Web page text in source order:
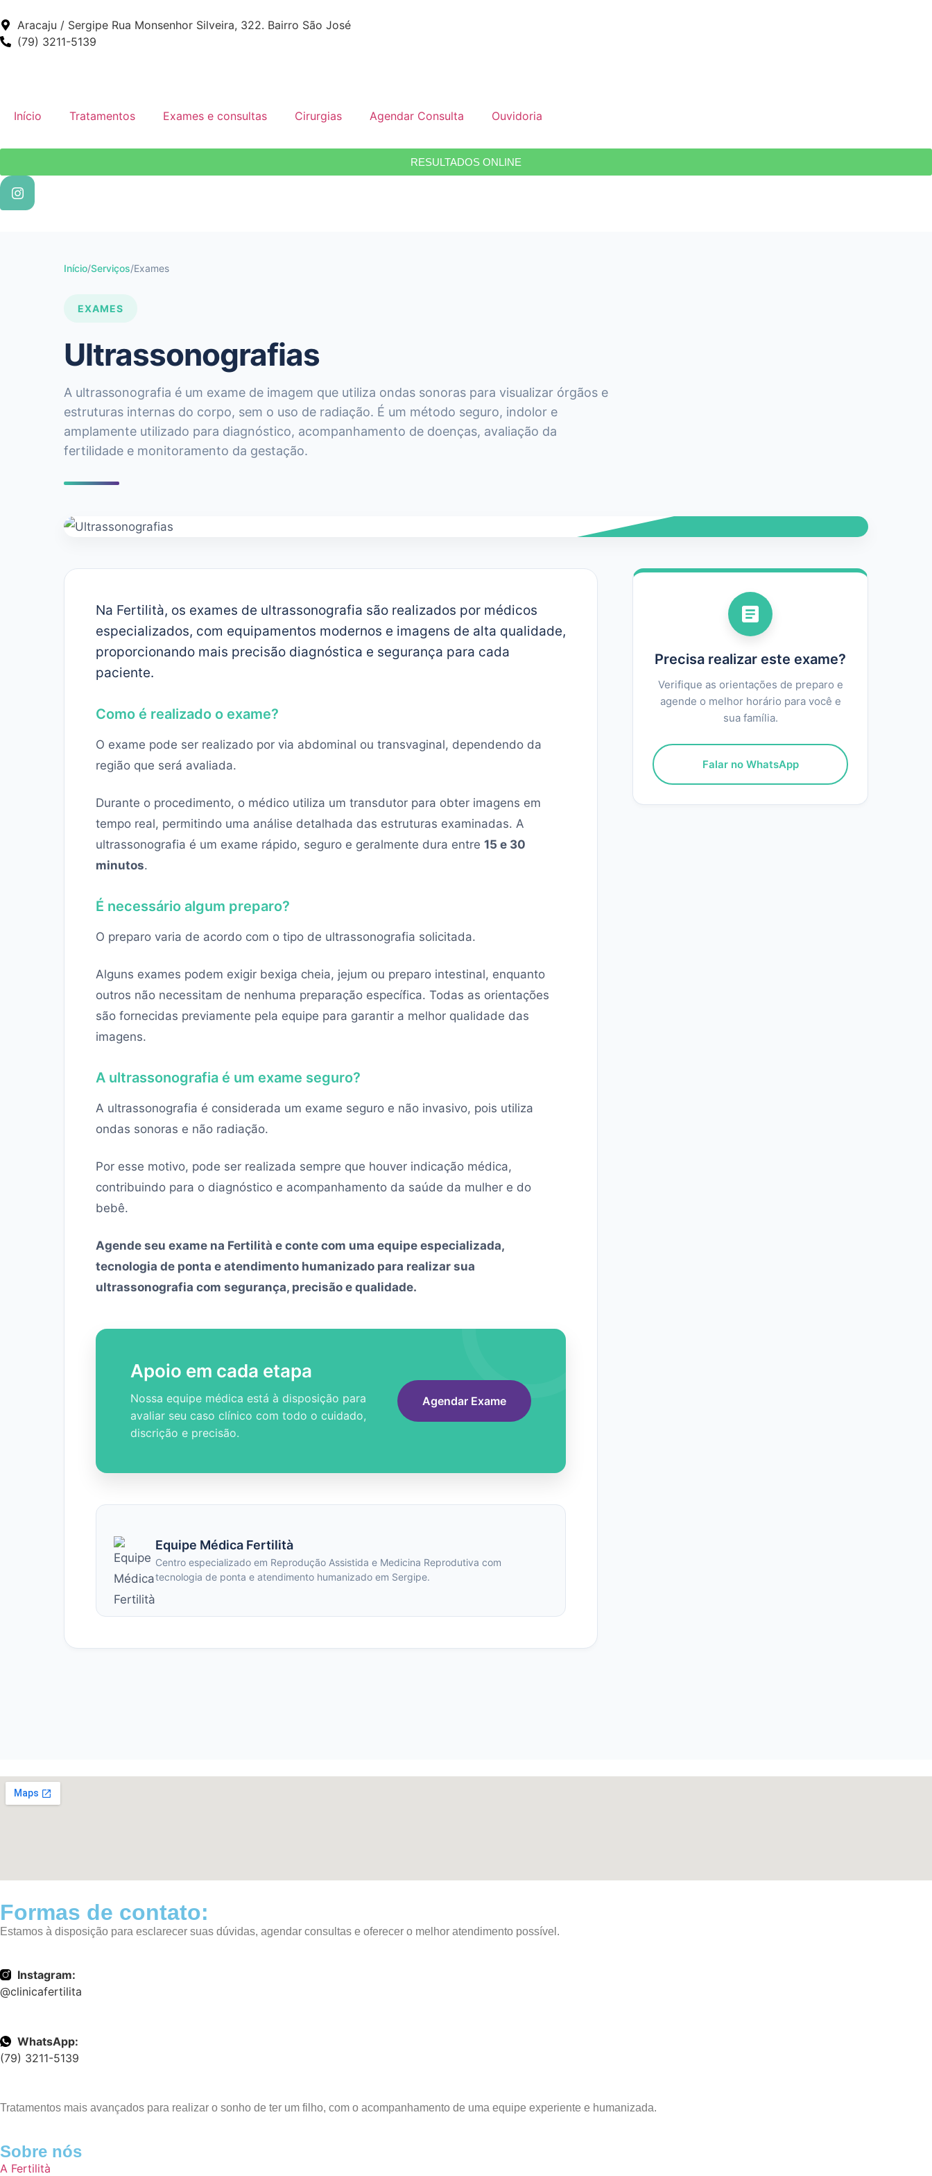
Aracaju / Sergipe Rua Monsenhor Silveira, 322. Bairro São José
(79) 3211-5139
Início Tratamentos Exames e consultas Cirurgias Agendar Consulta Ouvidoria
RESULTADOS ONLINE
Início/Serviços/Exames
EXAMES
Ultrassonografias
A ultrassonografia é um exame de imagem que utiliza ondas sonoras para visualizar órgãos e
estruturas internas do corpo, sem o uso de radiação. É um método seguro, indolor e
amplamente utilizado para diagnóstico, acompanhamento de doenças, avaliação da
fertilidade e monitoramento da gestação.
Na Fertilità, os exames de ultrassonografia são realizados por médicos
especializados, com equipamentos modernos e imagens de alta qualidade,
proporcionando mais precisão diagnóstica e segurança para cada
paciente.
Como é realizado o exame?
O exame pode ser realizado por via abdominal ou transvaginal, dependendo da
região que será avaliada.
Durante o procedimento, o médico utiliza um transdutor para obter imagens em
tempo real, permitindo uma análise detalhada das estruturas examinadas. A
ultrassonografia é um exame rápido, seguro e geralmente dura entre 15 e 30
minutos.
É necessário algum preparo?
O preparo varia de acordo com o tipo de ultrassonografia solicitada.
Alguns exames podem exigir bexiga cheia, jejum ou preparo intestinal, enquanto
outros não necessitam de nenhuma preparação específica. Todas as orientações
são fornecidas previamente pela equipe para garantir a melhor qualidade das
imagens.
A ultrassonografia é um exame seguro?
A ultrassonografia é considerada um exame seguro e não invasivo, pois utiliza
ondas sonoras e não radiação.
Por esse motivo, pode ser realizada sempre que houver indicação médica,
contribuindo para o diagnóstico e acompanhamento da saúde da mulher e do
bebê.
Agende seu exame na Fertilità e conte com uma equipe especializada,
tecnologia de ponta e atendimento humanizado para realizar sua
ultrassonografia com segurança, precisão e qualidade.
Apoio em cada etapa
Nossa equipe médica está à disposição para
avaliar seu caso clínico com todo o cuidado,
discrição e precisão.
Agendar Exame
Equipe Médica Fertilità
Centro especializado em Reprodução Assistida e Medicina Reprodutiva com
tecnologia de ponta e atendimento humanizado em Sergipe.
Precisa realizar este exame?
Verifique as orientações de preparo e
agende o melhor horário para você e
sua família.
Falar no WhatsApp
Formas de contato:
Estamos à disposição para esclarecer suas dúvidas, agendar consultas e oferecer o melhor atendimento possível.
Instagram:
@clinicafertilita
WhatsApp:
(79) 3211-5139
Tratamentos mais avançados para realizar o sonho de ter um filho, com o acompanhamento de uma equipe experiente e humanizada.
Sobre nós
A Fertilità